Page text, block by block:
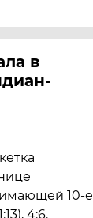
в
10-е
4:6.